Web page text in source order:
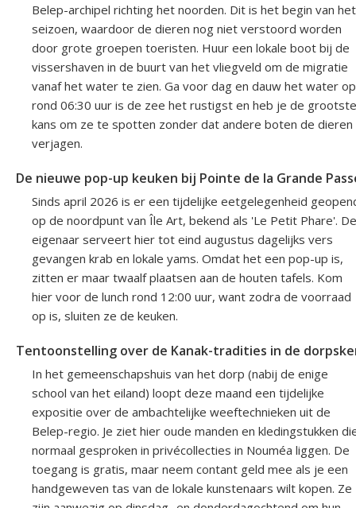
Belep-archipel richting het noorden. Dit is het begin van het
seizoen, waardoor de dieren nog niet verstoord worden
door grote groepen toeristen. Huur een lokale boot bij de
vissershaven in de buurt van het vliegveld om de migratie
vanaf het water te zien. Ga voor dag en dauw het water
rond 06:30 uur is de zee het rustigst en heb je de grootste
kans om ze te spotten zonder dat andere boten de dieren
verjagen.
De nieuwe pop-up keuken bij Pointe de la Grande
Sinds april 2026 is er een tijdelijke eetgelegenheid
op de noordpunt van Île Art, bekend als 'Le Petit Phare'. De
eigenaar serveert hier tot eind augustus dagelijks vers
gevangen krab en lokale yams. Omdat het een pop-up is,
zitten er maar twaalf plaatsen aan de houten tafels. Kom
hier voor de lunch rond 12:00 uur, want zodra de voorraad
op is, sluiten ze de keuken.
Tentoonstelling over de Kanak-tradities in de
In het gemeenschapshuis van het dorp (nabij de enige
school van het eiland) loopt deze maand een tijdelijke
expositie over de ambachtelijke weeftechnieken uit de
Belep-regio. Je ziet hier oude manden en kledingstukken
normaal gesproken in privécollecties in Nouméa liggen. De
toegang is gratis, maar neem contant geld mee als je een
handgeweven tas van de lokale kunstenaars wilt kopen. Ze